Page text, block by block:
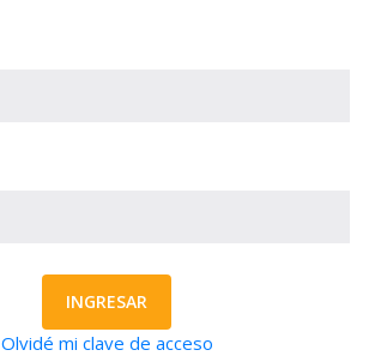
INGRESAR
Olvidé mi clave de acceso